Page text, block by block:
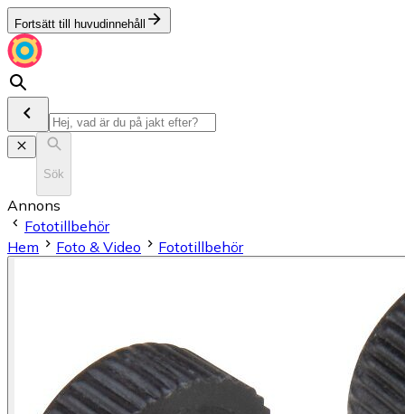
Fortsätt till huvudinnehåll
Sök
Annons
Fototillbehör
Hem
Foto & Video Fototillbehör